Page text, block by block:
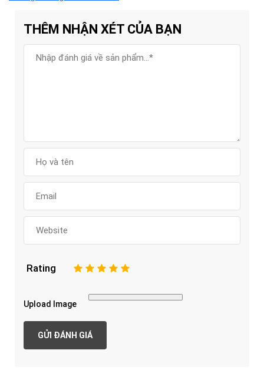
THÊM NHẬN XÉT CỦA BẠN
Rating 5
4
3
2
Upload Image